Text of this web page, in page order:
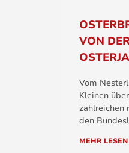
VON
Vom
Kleinen
zahlreichen
den
MEHR LESEN